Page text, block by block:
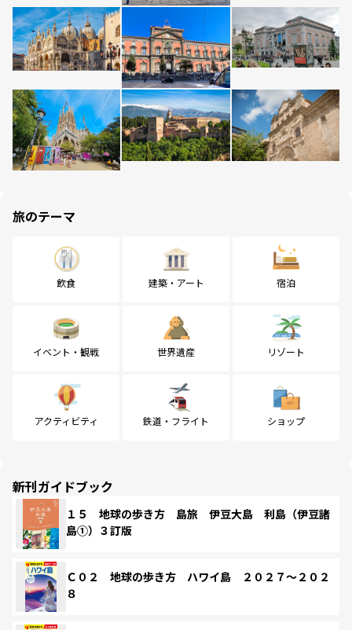
旅のテーマ
飲食 建築・アート 宿泊
イベント・観戦 世界遺産 リゾート
アクティビティ 鉄道・フライト ショップ
新刊ガイドブック
１５ 地球の歩き方 島旅 伊豆大島 利島（伊豆諸
島①）３訂版
Ｃ０２ 地球の歩き方 ハワイ島 ２０２７～２０２
８